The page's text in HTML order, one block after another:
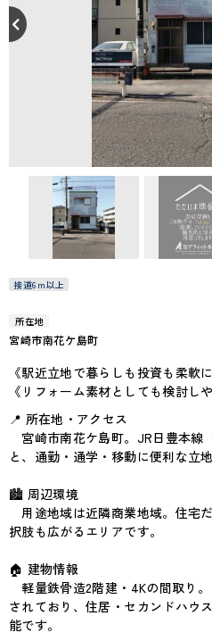
接道6ｍ以上
所在地
宮崎市南花ケ島町
《駅近立地で暮らしも投資も柔軟
《リフォーム素材としても検討し
📍 所在地・アクセス
宮崎市南花ケ島町。JR日豊本線
と、通勤・通学・移動に便利な立地
🏙 周辺環境
用途地域は近隣商業地域。住宅
択肢も広がるエリアです。
🏠 建物情報
軽量鉄骨造2階建・4Kの間取り
されており、住居・セカンドハウ
能です。